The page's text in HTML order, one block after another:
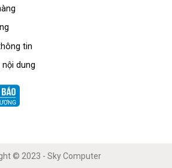
tin
dung
© 2023 - Sky Computer